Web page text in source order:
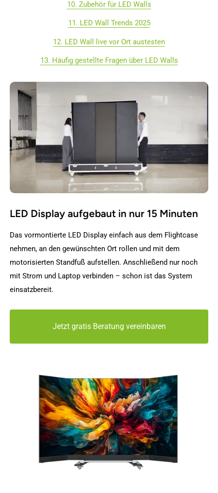
10. Zubehör für LED Walls
11. LED Wall Trends 2025
12. LED Wall live vor Ort austesten
13. Häufig gestellte Fragen über LED Walls
LED Display aufgebaut in nur 15 Minuten
Das vormontierte LED Display einfach aus dem Flightcase
nehmen, an den gewünschten Ort rollen und mit dem
motorisierten Standfuß aufstellen. Anschließend nur noch
mit Strom und Laptop verbinden – schon ist das System
einsatzbereit.
Jetzt gratis Beratung vereinbaren